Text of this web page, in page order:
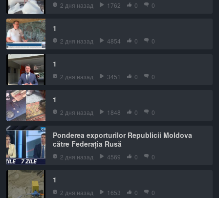
2 дня назад 1762 0 0
1
2 дня назад 4854 0 0
1
2 дня назад 3451 0 0
1
2 дня назад 1848 0 0
Ponderea exporturilor Republicii Moldova
către Federația Rusă
2 дня назад 4569 0 0
1
2 дня назад 1653 0 0